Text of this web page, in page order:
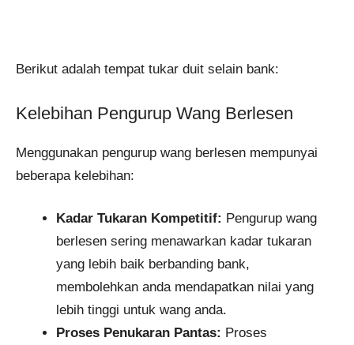
Berikut adalah tempat tukar duit selain bank:
Kelebihan Pengurup Wang Berlesen
Menggunakan pengurup wang berlesen mempunyai
beberapa kelebihan:
Kadar Tukaran Kompetitif: Pengurup wang
berlesen sering menawarkan kadar tukaran
yang lebih baik berbanding bank,
membolehkan anda mendapatkan nilai yang
lebih tinggi untuk wang anda.
Proses Penukaran Pantas: Proses